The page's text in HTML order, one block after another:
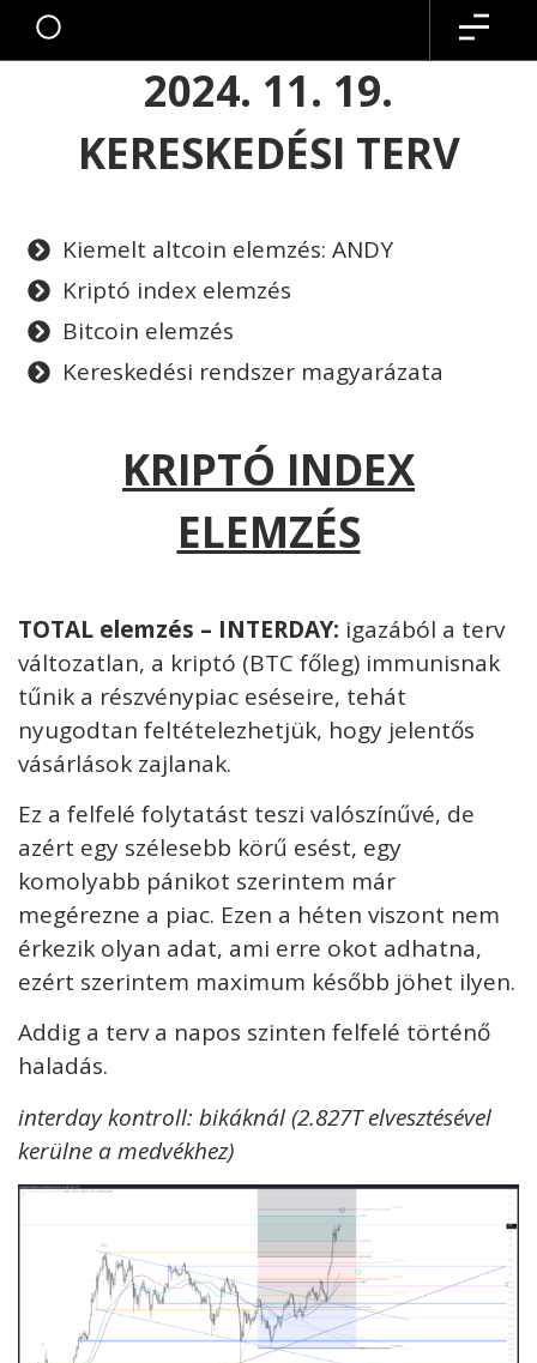
2024. 11. 19.
KERESKEDÉSI TERV
Kiemelt altcoin elemzés: ANDY
Kriptó index elemzés
Bitcoin elemzés
Kereskedési rendszer magyarázata
KRIPTÓ INDEX
ELEMZÉS
TOTAL elemzés – INTERDAY: igazából a terv
változatlan, a kriptó (BTC főleg) immunisnak
tűnik a részvénypiac eséseire, tehát
nyugodtan feltételezhetjük, hogy jelentős
vásárlások zajlanak.
Ez a felfelé folytatást teszi valószínűvé, de
azért egy szélesebb körű esést, egy
komolyabb pánikot szerintem már
megérezne a piac. Ezen a héten viszont nem
érkezik olyan adat, ami erre okot adhatna,
ezért szerintem maximum később jöhet ilyen.
Addig a terv a napos szinten felfelé történő
haladás.
interday kontroll: bikáknál (2.827T elvesztésével
kerülne a medvékhez)